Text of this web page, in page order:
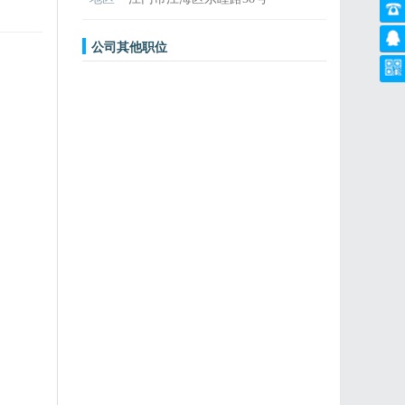
公司其他职位